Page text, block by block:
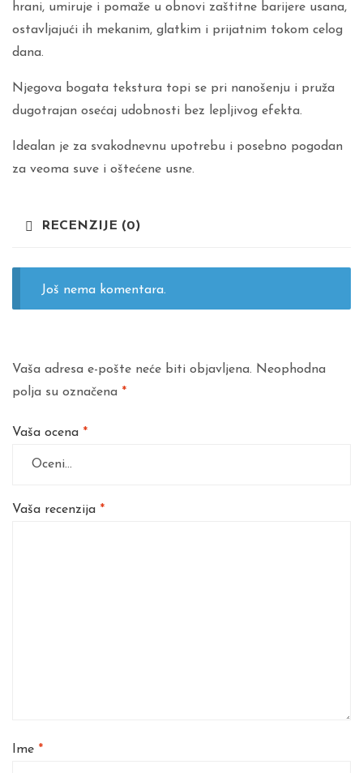
hrani, umiruje i pomaže u obnovi zaštitne barijere usana,
ostavljajući ih mekanim, glatkim i prijatnim tokom celog
dana.
Njegova bogata tekstura topi se pri nanošenju i pruža
dugotrajan osećaj udobnosti bez lepljivog efekta.
Idealan je za svakodnevnu upotrebu i posebno pogodan
za veoma suve i oštećene usne.
RECENZIJE (0)
Još nema komentara.
Vaša adresa e-pošte neće biti objavljena. Neophodna
polja su označena *
Vaša ocena *
Vaša recenzija *
Ime *